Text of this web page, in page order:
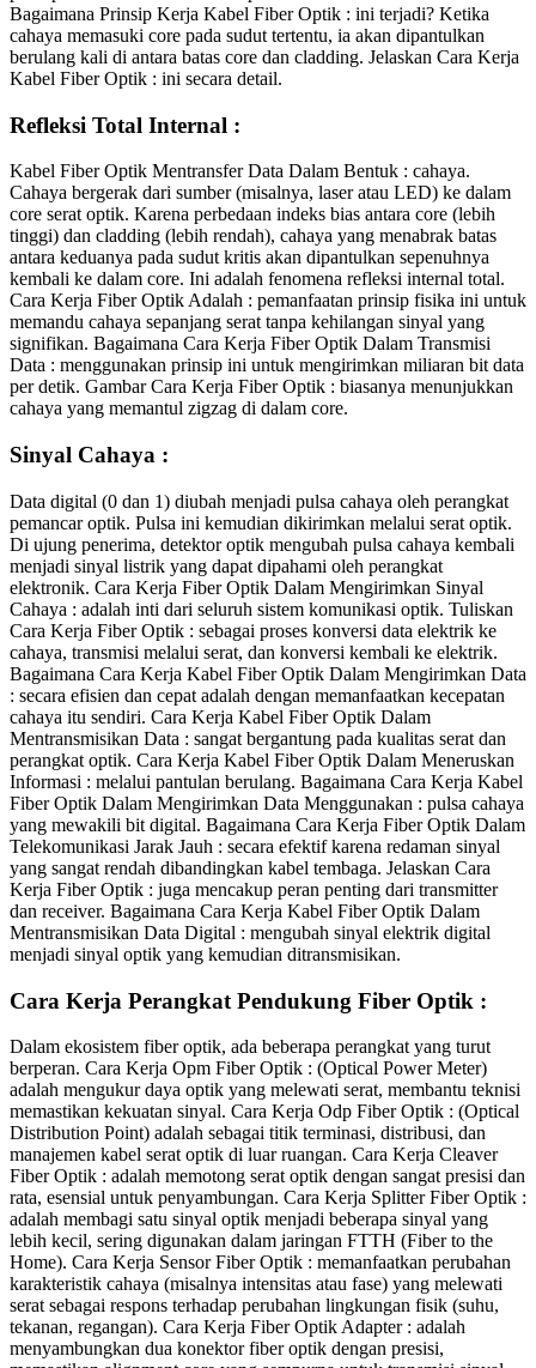
Bagaimana Prinsip Kerja Kabel Fiber Optik : ini terjadi? Ketika
cahaya memasuki core pada sudut tertentu, ia akan dipantulkan
berulang kali di antara batas core dan cladding. Jelaskan Cara Kerja
Kabel Fiber Optik : ini secara detail.
Refleksi Total Internal :
Kabel Fiber Optik Mentransfer Data Dalam Bentuk : cahaya.
Cahaya bergerak dari sumber (misalnya, laser atau LED) ke dalam
core serat optik. Karena perbedaan indeks bias antara core (lebih
tinggi) dan cladding (lebih rendah), cahaya yang menabrak batas
antara keduanya pada sudut kritis akan dipantulkan sepenuhnya
kembali ke dalam core. Ini adalah fenomena refleksi internal total.
Cara Kerja Fiber Optik Adalah : pemanfaatan prinsip fisika ini untuk
memandu cahaya sepanjang serat tanpa kehilangan sinyal yang
signifikan. Bagaimana Cara Kerja Fiber Optik Dalam Transmisi
Data : menggunakan prinsip ini untuk mengirimkan miliaran bit data
per detik. Gambar Cara Kerja Fiber Optik : biasanya menunjukkan
cahaya yang memantul zigzag di dalam core.
Sinyal Cahaya :
Data digital (0 dan 1) diubah menjadi pulsa cahaya oleh perangkat
pemancar optik. Pulsa ini kemudian dikirimkan melalui serat optik.
Di ujung penerima, detektor optik mengubah pulsa cahaya kembali
menjadi sinyal listrik yang dapat dipahami oleh perangkat
elektronik. Cara Kerja Fiber Optik Dalam Mengirimkan Sinyal
Cahaya : adalah inti dari seluruh sistem komunikasi optik. Tuliskan
Cara Kerja Fiber Optik : sebagai proses konversi data elektrik ke
cahaya, transmisi melalui serat, dan konversi kembali ke elektrik.
Bagaimana Cara Kerja Kabel Fiber Optik Dalam Mengirimkan Data
: secara efisien dan cepat adalah dengan memanfaatkan kecepatan
cahaya itu sendiri. Cara Kerja Kabel Fiber Optik Dalam
Mentransmisikan Data : sangat bergantung pada kualitas serat dan
perangkat optik. Cara Kerja Kabel Fiber Optik Dalam Meneruskan
Informasi : melalui pantulan berulang. Bagaimana Cara Kerja Kabel
Fiber Optik Dalam Mengirimkan Data Menggunakan : pulsa cahaya
yang mewakili bit digital. Bagaimana Cara Kerja Fiber Optik Dalam
Telekomunikasi Jarak Jauh : secara efektif karena redaman sinyal
yang sangat rendah dibandingkan kabel tembaga. Jelaskan Cara
Kerja Fiber Optik : juga mencakup peran penting dari transmitter
dan receiver. Bagaimana Cara Kerja Kabel Fiber Optik Dalam
Mentransmisikan Data Digital : mengubah sinyal elektrik digital
menjadi sinyal optik yang kemudian ditransmisikan.
Cara Kerja Perangkat Pendukung Fiber Optik :
Dalam ekosistem fiber optik, ada beberapa perangkat yang turut
berperan. Cara Kerja Opm Fiber Optik : (Optical Power Meter)
adalah mengukur daya optik yang melewati serat, membantu teknisi
memastikan kekuatan sinyal. Cara Kerja Odp Fiber Optik : (Optical
Distribution Point) adalah sebagai titik terminasi, distribusi, dan
manajemen kabel serat optik di luar ruangan. Cara Kerja Cleaver
Fiber Optik : adalah memotong serat optik dengan sangat presisi dan
rata, esensial untuk penyambungan. Cara Kerja Splitter Fiber Optik :
adalah membagi satu sinyal optik menjadi beberapa sinyal yang
lebih kecil, sering digunakan dalam jaringan FTTH (Fiber to the
Home). Cara Kerja Sensor Fiber Optik : memanfaatkan perubahan
karakteristik cahaya (misalnya intensitas atau fase) yang melewati
serat sebagai respons terhadap perubahan lingkungan fisik (suhu,
tekanan, regangan). Cara Kerja Fiber Optik Adapter : adalah
menyambungkan dua konektor fiber optik dengan presisi,